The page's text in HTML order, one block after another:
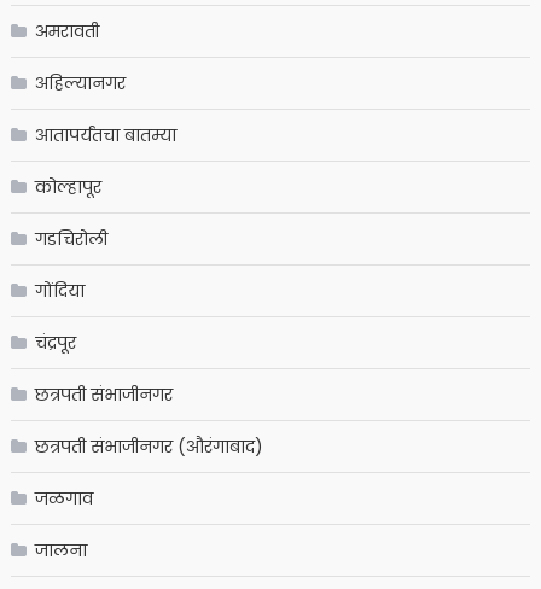
अमरावती
अहिल्यानगर
आतापर्यंतचा बातम्या
कोल्हापूर
गडचिरोली
गोंदिया
चंद्रपूर
छत्रपती संभाजीनगर
छत्रपती संभाजीनगर (औरंगाबाद)
जळगाव
जालना